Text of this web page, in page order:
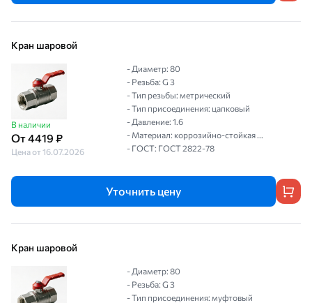
Кран шаровой
В наличии
От 4419 ₽
Цена от 16.07.2026
- Диаметр: 80
- Резьба: G 3
- Тип резьбы: метрический
- Тип присоединения: цапковый
- Давление: 1.6
- Материал: коррозийно-стойкая ...
- ГОСТ: ГОСТ 2822-78
Уточнить цену
Кран шаровой
- Диаметр: 80
- Резьба: G 3
- Тип присоединения: муфтовый